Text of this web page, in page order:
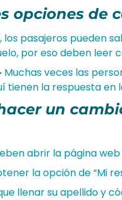
opciones de
los pasajeros pueden
por eso deben leer
Muchas veces las
tienen la respuesta en
un
abrir la página web
la opción de “Mi
llenar su apellido y